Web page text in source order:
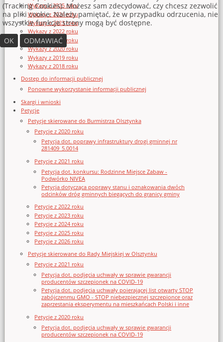
Wykazy z 2025 roku
Wykazy z 2024 roku
Wykazy z 2023 roku
Wykazy z 2022 roku
Wykazy z 2021 roku
Wykazy z 2020 roku
Wykazy z 2019 roku
Wykazy z 2018 roku
Dostęp do informacji publicznej
Ponowne wykorzystanie informacji publicznej
Skargi i wnioski
Petycje
Petycje skierowane do Burmistrza Olsztynka
Petycje z 2020 roku
Petycja dot. poprawy infrastruktury drogi gminnej nr
281409_5.0014
Petycje z 2021 roku
Petycja dot. konkursu: Rodzinne Miejsce Zabaw -
Podwórko NIVEA
Petycja dotycząca poprawy stanu i oznakowania dwóch
odcinków dróg gminnych biegących do granicy gminy
Petycje z 2022 roku
Petycje z 2023 roku
Petycje z 2024 roku
Petycje z 2025 roku
Petycje z 2026 roku
Petycje skierowane do Rady Miejskiej w Olsztynku
Petycje z 2021 roku
Petycja dot. podjęcia uchwały w sprawie gwarancji
producentów szczepionek na COVID-19
Petycja dot. podjęcia uchwały poierającej list otwarty STOP
zabójczenmu GMO - STOP niebezpiecznej szczepionce oraz
zaprzestania eksperymentu na mieszkańcach Polski i inne
Petycje z 2020 roku
Petycja dot. podjęcia uchwały w sprawie gwarancji
producentów szczepionek na COVID-19
(Tracking Cookies). Możesz sam zdecydować, czy chcesz zezwolić
na pliki cookie. Należy pamiętać, że w przypadku odrzucenia, nie
wszystkie funkcje strony mogą być dostępne.
OK
ODMAWIAĆ